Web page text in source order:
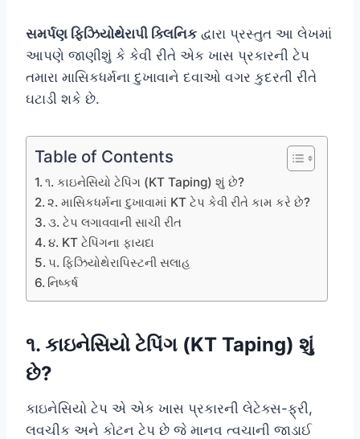
સમર્પણ ફિઝિયોથેરાપી ક્લિનિક દ્વારા પ્રસ્તુત આ લેખમાં
આપણે જાણીશું કે કેવી રીતે એક ખાસ પ્રકારની ટેપ
તમારા માસિકધર્મના દુખાવાને દવાઓ વગર કુદરતી રીતે
ઘટાડી શકે છે.
Table of Contents
૧. કાઇનેસિયો ટેપિંગ (KT Taping) શું છે?
૨. માસિકધર્મના દુખાવામાં KT ટેપ કેવી રીતે કામ કરે છે?
૩. ટેપ લગાવવાની સાચી રીત
૪. KT ટેપિંગના ફાયદા
૫. ફિઝિયોથેરાપિસ્ટની સલાહ
નિષ્કર્ષ
૧. કાઇનેસિયો ટેપિંગ (KT Taping) શું
છે?
કાઇનેસિયો ટેપ એ એક ખાસ પ્રકારની લેટેક્સ-ફ્રી,
લવચીક અને કોટન ટેપ છે જે માનવ ત્વચાની જાડાઈ